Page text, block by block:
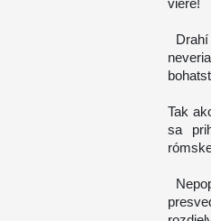
viere!
Tak
sa